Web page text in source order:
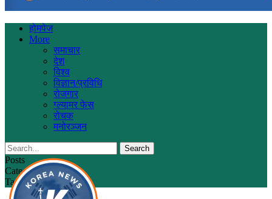
होमपेज
More
समाचार
देश
विश्व
विज्ञान/प्रविधि
रोजगार
ग्ल्यामर फेस
रोचक
मनोरञ्जन
Posts
Categories
Tags